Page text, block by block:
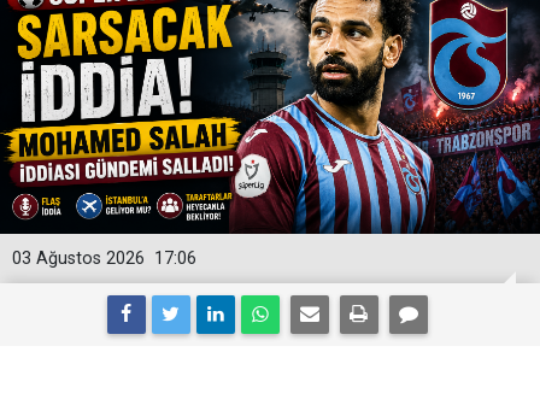
17:06
03 Ağustos 2026